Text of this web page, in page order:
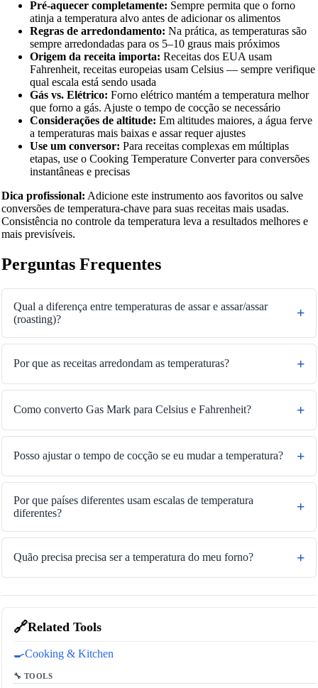
🔗Related Tools
🍳Cooking & Kitchen
🔧 TOOLS
Pré-aquecer completamente: Sempre permita que o forno
atinja a temperatura alvo antes de adicionar os alimentos
Regras de arredondamento: Na prática, as temperaturas são
sempre arredondadas para os 5–10 graus mais próximos
Origem da receita importa: Receitas dos EUA usam
Fahrenheit, receitas europeias usam Celsius — sempre verifique
qual escala está sendo usada
Gás vs. Elétrico: Forno elétrico mantém a temperatura melhor
que forno a gás. Ajuste o tempo de cocção se necessário
Considerações de altitude: Em altitudes maiores, a água ferve
a temperaturas mais baixas e assar requer ajustes
Use um conversor: Para receitas complexas em múltiplas
etapas, use o Cooking Temperature Converter para conversões
instantâneas e precisas
Dica profissional: Adicione este instrumento aos favoritos ou salve
conversões de temperatura-chave para suas receitas mais usadas.
Consistência no controle da temperatura leva a resultados melhores e
mais previsíveis.
Perguntas Frequentes
Qual a diferença entre temperaturas de assar e assar/assar
(roasting)?
Por que as receitas arredondam as temperaturas?
Como converto Gas Mark para Celsius e Fahrenheit?
Posso ajustar o tempo de cocção se eu mudar a temperatura?
Por que países diferentes usam escalas de temperatura
diferentes?
Quão precisa precisa ser a temperatura do meu forno?